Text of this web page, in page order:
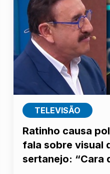
TELEVISÃO
Ratinho causa
fala sobre visual
sertanejo: “Cara